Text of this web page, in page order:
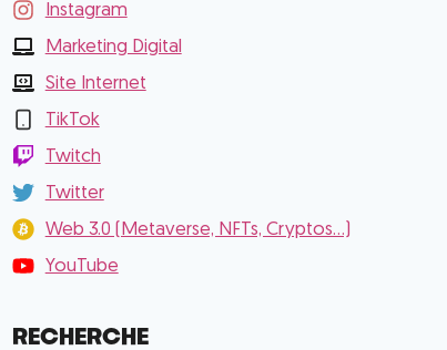
Instagram
Marketing Digital
Site Internet
TikTok
Twitch
Twitter
Web 3.0 (Metaverse, NFTs, Cryptos...)
YouTube
RECHERCHE